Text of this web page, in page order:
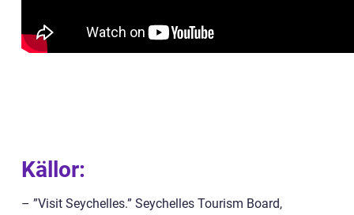
Källor:
– ”Visit Seychelles.” Seychelles Tourism Board,